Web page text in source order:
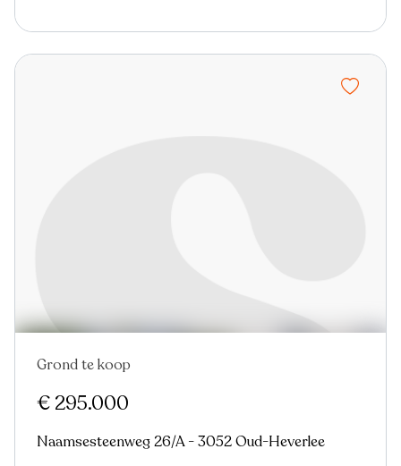
Grond te koop
€ 295.000
Naamsesteenweg 26/A - 3052 Oud-Heverlee